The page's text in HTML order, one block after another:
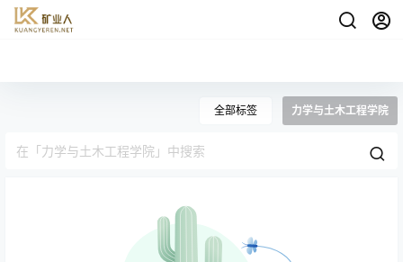
全部标签 力学与土木工程学院